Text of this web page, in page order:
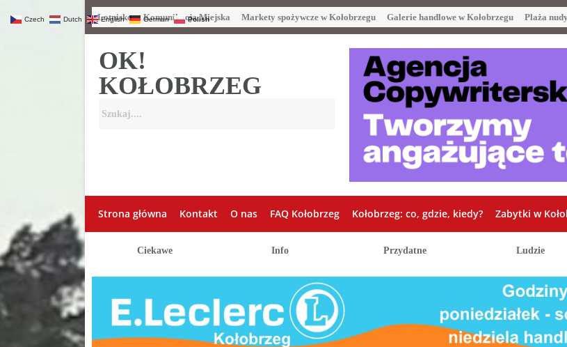
Lotnisko Komunikacja Miejska Markety spożywcze w Kołobrzegu Galerie handlowe w Kołobrzegu Plaża
OK!
KOŁOBRZEG
Strona główna Kontakt O nas FAQ Kołobrzeg Kołobrzeg: co, gdzie, kiedy? Zabytki w
Ciekawe Info Przydatne Ludzie
Czech Dutch English German Polish